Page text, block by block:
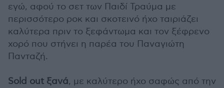
εγώ, αφού το σετ των Παιδί Τραύμα με
περισσότερο ροκ και σκοτεινό ήχο ταιριάζει
καλύτερα πριν το ξεφάντωμα και τον ξέφρενο
χορό που στήνει η παρέα του Παναγιώτη
Πανταζή.
Sold out ξανά, με καλύτερο ήχο σαφώς από την